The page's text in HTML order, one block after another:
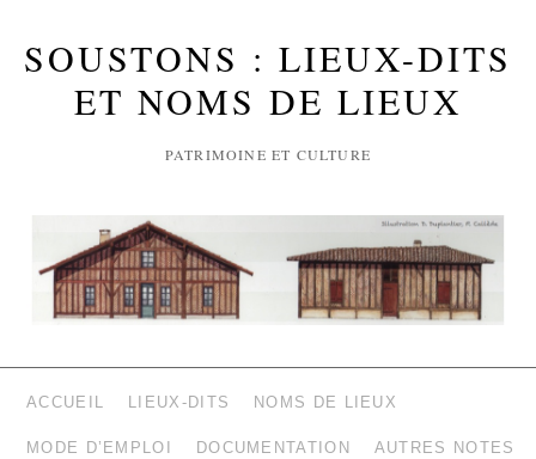
SOUSTONS : LIEUX-DITS
ET NOMS DE LIEUX
PATRIMOINE ET CULTURE
ACCUEIL LIEUX-DITS NOMS DE LIEUX
MODE D’EMPLOI DOCUMENTATION AUTRES NOTES